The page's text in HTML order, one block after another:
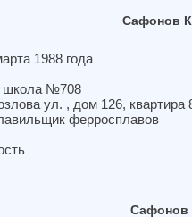
Сафонов
1988 года
школа №708
ул. , дом 126, квартира
ферросплавов
Сафонов